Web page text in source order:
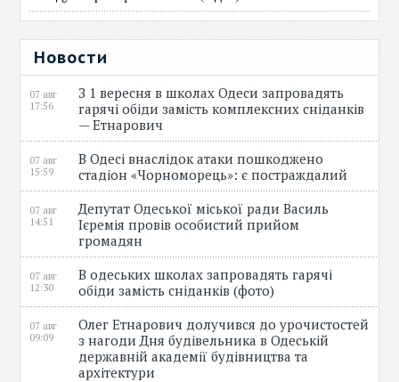
Новости
07 авг
17:56
З 1 вересня в школах Одеси запровадять
гарячі обіди замість комплексних сніданків
— Етнарович
07 авг
15:59
В Одесі внаслідок атаки пошкоджено
стадіон «Чорноморець»: є постраждалий
07 авг
14:51
Депутат Одеської міської ради Василь
Ієремія провів особистий прийом
громадян
07 авг
12:30
В одеських школах запровадять гарячі
обіди замість сніданків (фото)
07 авг
09:09
Олег Етнарович долучився до урочистостей
з нагоди Дня будівельника в Одеській
державній академії будівництва та
архітектури